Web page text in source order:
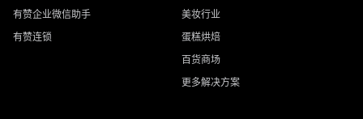
有赞企业微信助手
有赞连锁
美妆行业
蛋糕烘焙
百货商场
更多解决方案